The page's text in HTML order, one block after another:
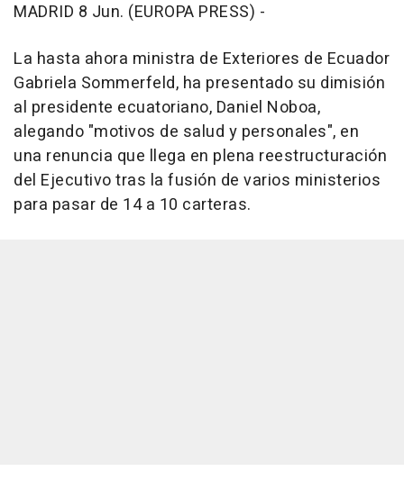
MADRID 8 Jun. (EUROPA PRESS) -
La hasta ahora ministra de Exteriores de Ecuador
Gabriela Sommerfeld, ha presentado su dimisión
al presidente ecuatoriano, Daniel Noboa,
alegando "motivos de salud y personales", en
una renuncia que llega en plena reestructuración
del Ejecutivo tras la fusión de varios ministerios
para pasar de 14 a 10 carteras.